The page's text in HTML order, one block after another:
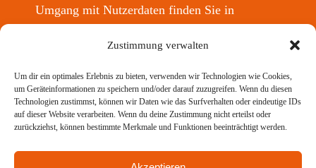
Zustimmung verwalten
Um dir ein optimales Erlebnis zu bieten, verwenden wir Technologien wie Cookies,
um Geräteinformationen zu speichern und/oder darauf zuzugreifen. Wenn du diesen
Technologien zustimmst, können wir Daten wie das Surfverhalten oder eindeutige IDs
auf dieser Website verarbeiten. Wenn du deine Zustimmung nicht erteilst oder
zurückziehst, können bestimmte Merkmale und Funktionen beeinträchtigt werden.
Umgang mit Nutzerdaten finden Sie in